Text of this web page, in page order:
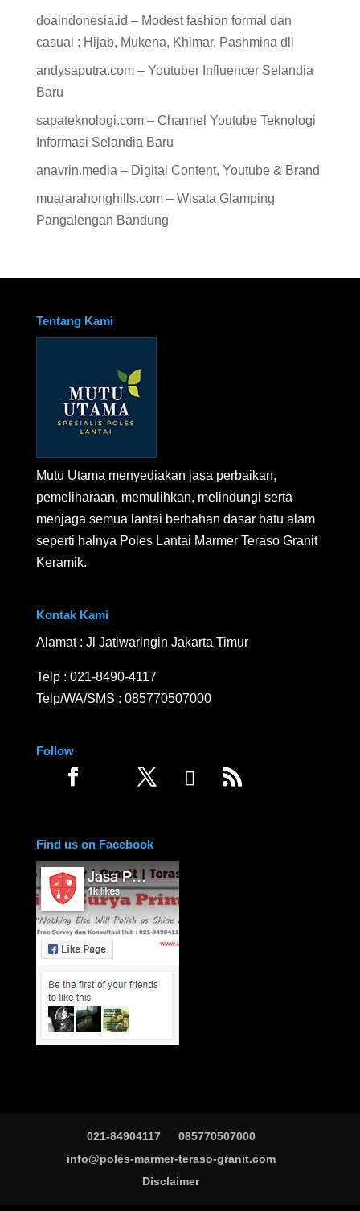
doaindonesia.id – Modest fashion formal dan
casual : Hijab, Mukena, Khimar, Pashmina dll
andysaputra.com – Youtuber Influencer Selandia
Baru
sapateknologi.com – Channel Youtube Teknologi
Informasi Selandia Baru
anavrin.media – Digital Content, Youtube & Brand
muararahonghills.com – Wisata Glamping
Pangalengan Bandung
Tentang Kami
Mutu Utama menyediakan jasa perbaikan,
pemeliharaan, memulihkan, melindungi serta
menjaga semua lantai berbahan dasar batu alam
seperti halnya Poles Lantai Marmer Teraso Granit
Keramik.
Kontak Kami
Alamat : Jl Jatiwaringin Jakarta Timur
Telp : 021-8490-4117
Telp/WA/SMS : 085770507000
Follow
Find us on Facebook
021-84904117
085770507000
info@poles-marmer-teraso-granit.com
Disclaimer